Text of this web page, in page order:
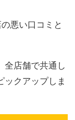
悪い口コミと
全店舗で共通し
ックアップしま